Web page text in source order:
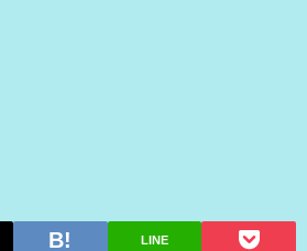
LINE